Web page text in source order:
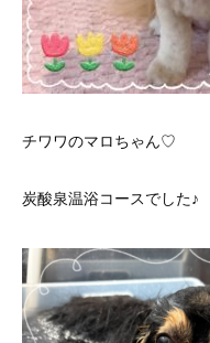
チワワのマロちゃん♡
炭酸泉温浴コースでした♪